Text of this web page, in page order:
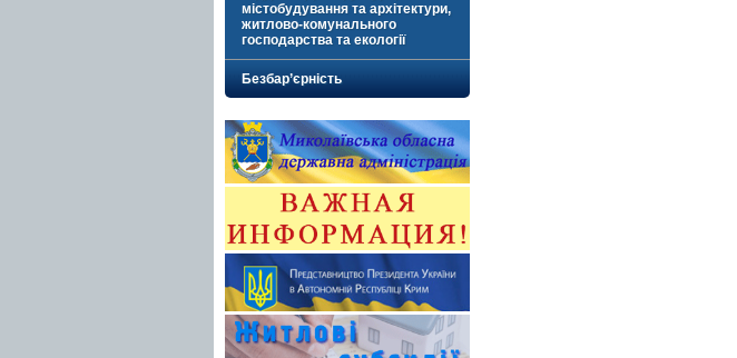
містобудування та архітектури,
житлово-комунального
господарства та екології
Безбар’єрність